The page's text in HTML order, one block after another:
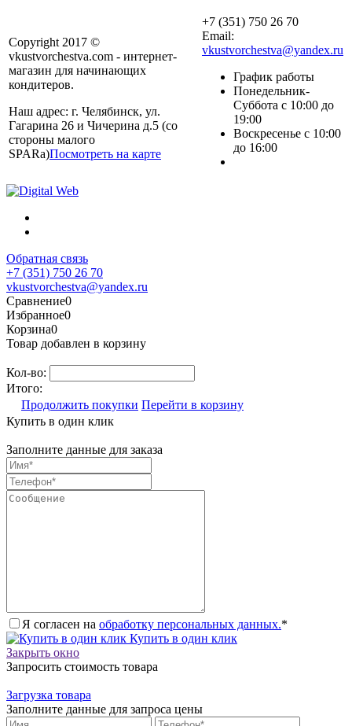
Copyright 2017 ©
vkustvorchestva.com - интернет-
магазин для начинающих
кондитеров.
Наш адрес: г. Челябинск, ул.
Гагарина 26 и Чичерина д.5 (со
стороны малого
SPARa)Посмотреть на карте
+7 (351) 750 26 70
Email:
vkustvorchestva@yandex.ru
График работы
Понедельник-
Суббота с 10:00 до
19:00
Воскресенье с 10:00
до 16:00
Обратная связь
+7 (351) 750 26 70
vkustvorchestva@yandex.ru
Сравнение0
Избранное0
Корзина0
Товар добавлен в корзину
Кол-во:
Итого:
Продолжить покупки Перейти в корзину
Купить в один клик
Заполните данные для заказа
Я согласен на обработку персональных данных.*
Купить в один клик
Закрыть окно
Запросить стоимость товара
Загрузка товара
Заполните данные для запроса цены